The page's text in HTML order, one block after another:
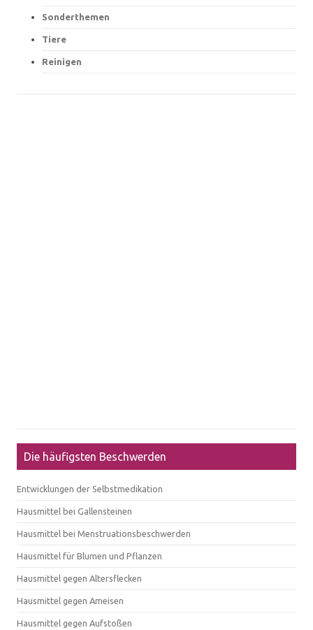
Sonderthemen
Tiere
Reinigen
Die häufigsten Beschwerden
Entwicklungen der Selbstmedikation
Hausmittel bei Gallensteinen
Hausmittel bei Menstruationsbeschwerden
Hausmittel für Blumen und Pflanzen
Hausmittel gegen Altersflecken
Hausmittel gegen Ameisen
Hausmittel gegen Aufstoßen